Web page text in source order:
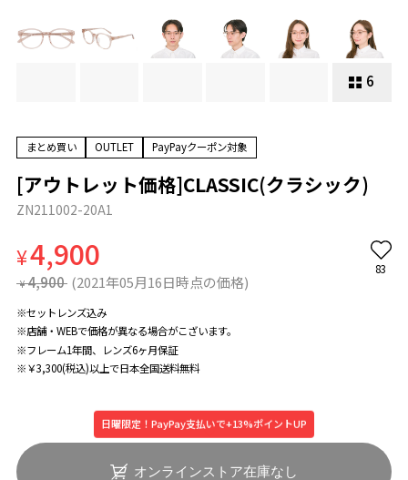
6
まとめ買い OUTLET PayPayクーポン対象
[アウトレット価格]CLASSIC(クラシック)
ZN211002-20A1
¥4,900
¥ 4,900 (2021年05月16日時点の価格)
83
※セットレンズ込み
※店舗・WEBで価格が異なる場合がこざいます。
※フレーム1年間、レンズ6ヶ月保証
※￥3,300(税込)以上で日本全国送料無料
日曜限定！PayPay支払いで+13%ポイントUP
オンラインストア在庫なし